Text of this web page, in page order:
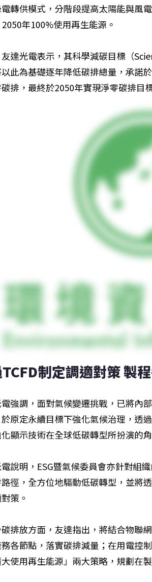
轉供模式，分階段提高太陽能與風
年100%使用再生能源。
達光電表示，其科學減碳目標（
此為基礎逐年降低碳排總量，承諾
排，最終於2050年實現淨零碳排目
制定調適對策 製
強調，面對氣候變遷挑戰，已將內
原定永續目標下強化氣候治理，透
顯示技術在全球低碳轉型所扮演的角
說明，ESG暨氣候委員會亦針對組
徑，全方位地驅動低碳轉型，並將
策。
排放方面，友達指出，將結合物聯
各節點，落實碳排減量；在用電控
使用再生能源」兩大策略，規劃在